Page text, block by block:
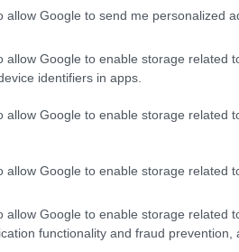
allow Google to send me personalized
allow Google to enable storage related
identifiers in apps.
allow Google to enable storage related
allow Google to enable storage related
allow Google to enable storage related
functionality and fraud prevention,
preso parte i sindaci dei
la Polizia Stradale, Vigili
Anas e Autostrade per
di bagnanti con quelli serali
presenza di steward e alla
continuo
nei punti strategici — tra cui